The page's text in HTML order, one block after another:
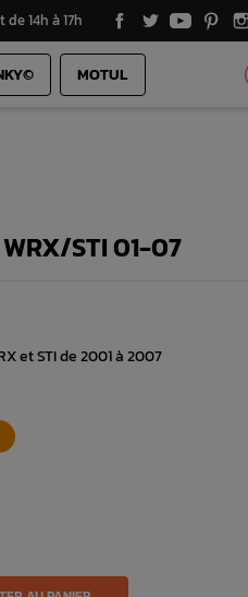
14h à 17h
MOTUL
WRX/STI 01-07
et STI de 2001 à 2007